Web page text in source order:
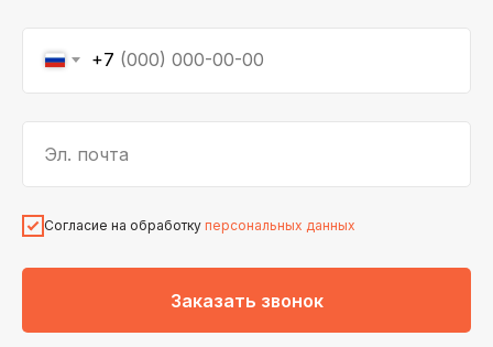
+7
Эл. почта
Согласие на обработку персональных данных
Заказать звонок